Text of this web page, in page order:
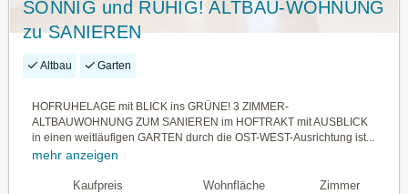
SONNIG und RUHIG! ALTBAU-WOHNUNG
zu SANIEREN
Altbau Garten
HOFRUHELAGE mit BLICK ins GRÜNE! 3 ZIMMER-
ALTBAUWOHNUNG ZUM SANIEREN im HOFTRAKT mit AUSBLICK
in einen weitläufigen GARTEN durch die OST-WEST-Ausrichtung ist...
mehr anzeigen
Kaufpreis Wohnfläche Zimmer